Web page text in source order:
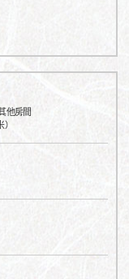
他房間